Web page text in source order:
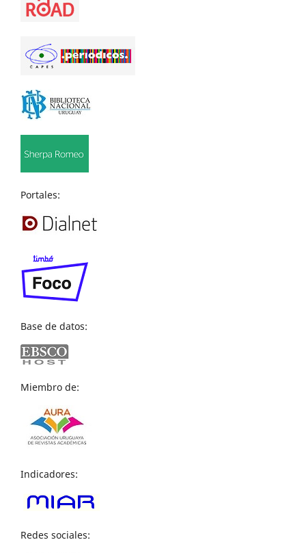
Portales:
Base de datos:
Miembro de:
Indicadores:
Redes sociales: